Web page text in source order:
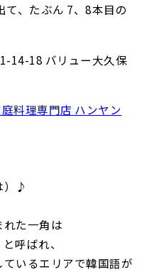
て、たぶん 7、8本目の
14-18 バリュー大久保
料理専門店 ハンヤン
）♪
た一角は
と呼ばれ、
いるエリアで韓国語が